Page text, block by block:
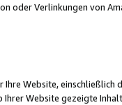
oder Verlinkungen von
Website,
Website gezeigte